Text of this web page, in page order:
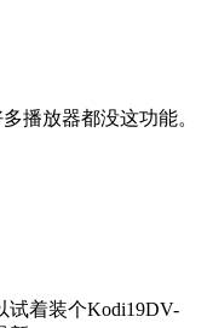
播放器都没这功能。
试着装个Kodi19DV-